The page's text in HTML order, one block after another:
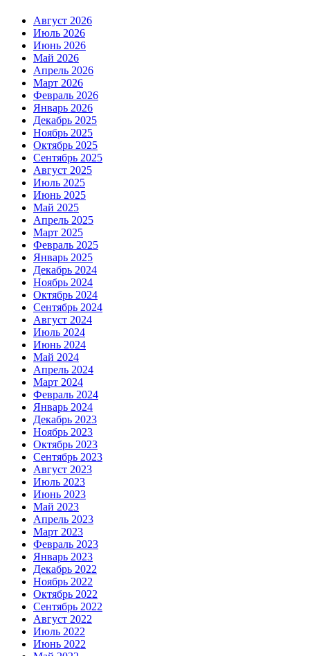
Август 2026
Июль 2026
Июнь 2026
Май 2026
Апрель 2026
Март 2026
Февраль 2026
Январь 2026
Декабрь 2025
Ноябрь 2025
Октябрь 2025
Сентябрь 2025
Август 2025
Июль 2025
Июнь 2025
Май 2025
Апрель 2025
Март 2025
Февраль 2025
Январь 2025
Декабрь 2024
Ноябрь 2024
Октябрь 2024
Сентябрь 2024
Август 2024
Июль 2024
Июнь 2024
Май 2024
Апрель 2024
Март 2024
Февраль 2024
Январь 2024
Декабрь 2023
Ноябрь 2023
Октябрь 2023
Сентябрь 2023
Август 2023
Июль 2023
Июнь 2023
Май 2023
Апрель 2023
Март 2023
Февраль 2023
Январь 2023
Декабрь 2022
Ноябрь 2022
Октябрь 2022
Сентябрь 2022
Август 2022
Июль 2022
Июнь 2022